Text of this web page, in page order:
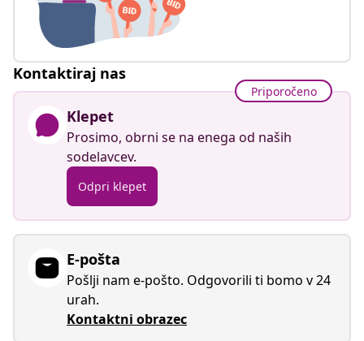
Kontaktiraj nas
Priporočeno
Klepet
Prosimo, obrni se na enega od naših
sodelavcev.
Odpri klepet
E-pošta
Pošlji nam e-pošto. Odgovorili ti bomo v 24
urah.
Kontaktni obrazec